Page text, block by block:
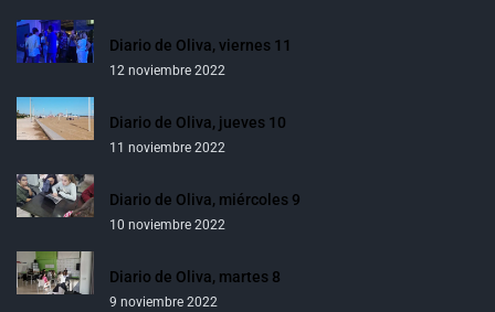
Diario de Oliva, viernes 11
12 noviembre 2022
Diario de Oliva, jueves 10
11 noviembre 2022
Diario de Oliva, miércoles 9
10 noviembre 2022
Diario de Oliva, martes 8
9 noviembre 2022